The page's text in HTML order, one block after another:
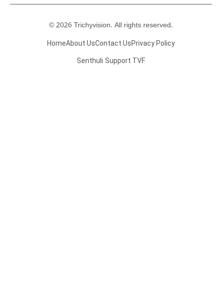
© 2026 Trichyvision. All rights reserved.
HomeAbout UsContact UsPrivacy Policy
Senthuli Support TVF